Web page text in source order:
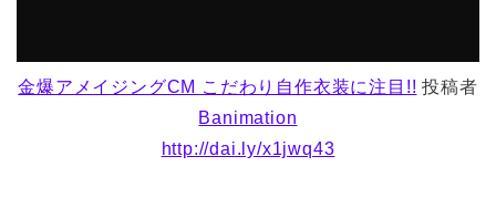
金爆アメイジングCM こだわり自作衣装に注目!! 投稿者
Banimation
http://dai.ly/x1jwq43